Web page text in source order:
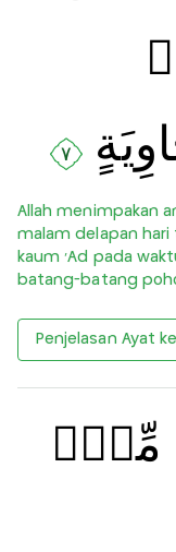
٧
Allah menimpakan
malam delapan
kaum ‘Ad pada
batang-batang
Penjelasan Ayat
مِّنۡۢ